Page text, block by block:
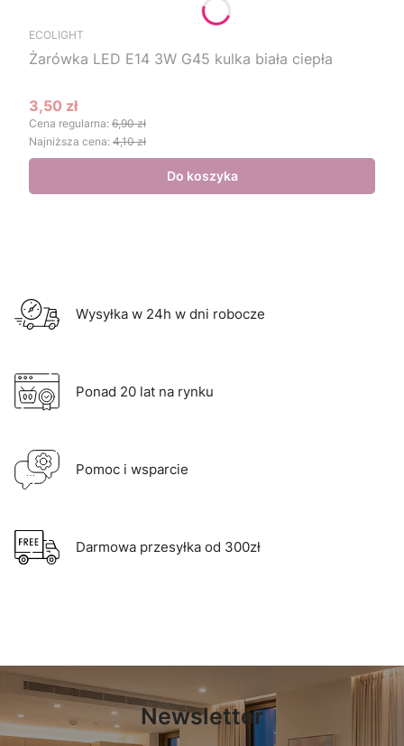
ECOLIGHT
Żarówka LED E14 3W G45 kulka biała ciepła
Cena promocyjna
3,50 zł
Cena regularna: 6,90 zł
Najniższa cena: 4,10 zł
Do koszyka
Wysyłka w 24h w dni robocze
Ponad 20 lat na rynku
Pomoc i wsparcie
Darmowa przesyłka od 300zł
Newsletter